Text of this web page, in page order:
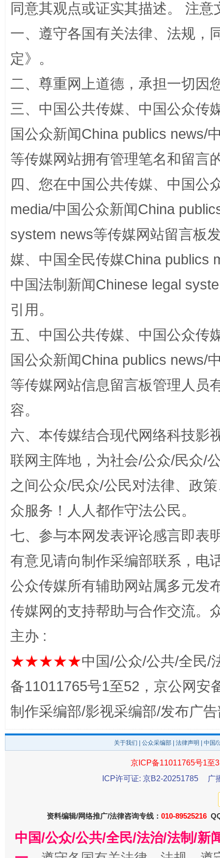
“蜀中异人”王建安的艺术幻境
完善运行机制助力责任有效落实 一纸欠
东山县通报“牛蛙产品抗生素超标问题” 法
千年窑火 生生不息 一
同意其观点或证实其描述。 注
一、遵守各国有关法律、法规，
定》。
二、尊重网上道德，承担一切因
三、中国公共传媒、中国公众传
国公众新闻China publics news/
等传媒网站拥有管理笔名和留言
四、您在中国公共传媒、中国公
media/中国公众新闻China
system news等传媒网站留言板
媒、中国全民传媒China publics
中国法制新闻Chinese legal
引用。
五、中国公共传媒、中国公众传
国公众新闻China publics news/
等传媒网站信息留言板管理人员
容。
六、本传媒结合现代网络科技影
联网主阵地，为社会/公众/民众/
之间公众/民众/公民对法律、政
众服务！人人都作守法公民。
七、参与本网发表评论感言即表
有意见请向制作采编部联系，电
公众传媒所有辅助网站属多元发
传媒网的支持帮助与合作交流。
主办 :
★★★★★中国/公众/公共/全民/
备11011765号1至52，京公网安
制作采编部/影视采编部/发布广
关于我们 公众采编部 法律声明 | 中国
京ICP备11011765号1至
ICP许可证: 京B2-20251785
广
资料编辑/网络推广/法律咨询专线： 010-89525216
中国/公众/公共/全民/法治/法制/新